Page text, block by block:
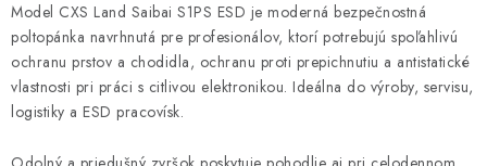
Model CXS Land Saibai S1PS ESD je moderná bezpečnostná
poltopánka navrhnutá pre profesionálov, ktorí potrebujú spoľahlivú
ochranu prstov a chodidla, ochranu proti prepichnutiu a antistatické
vlastnosti pri práci s citlivou elektronikou. Ideálna do výroby, servisu,
logistiky a ESD pracovísk.